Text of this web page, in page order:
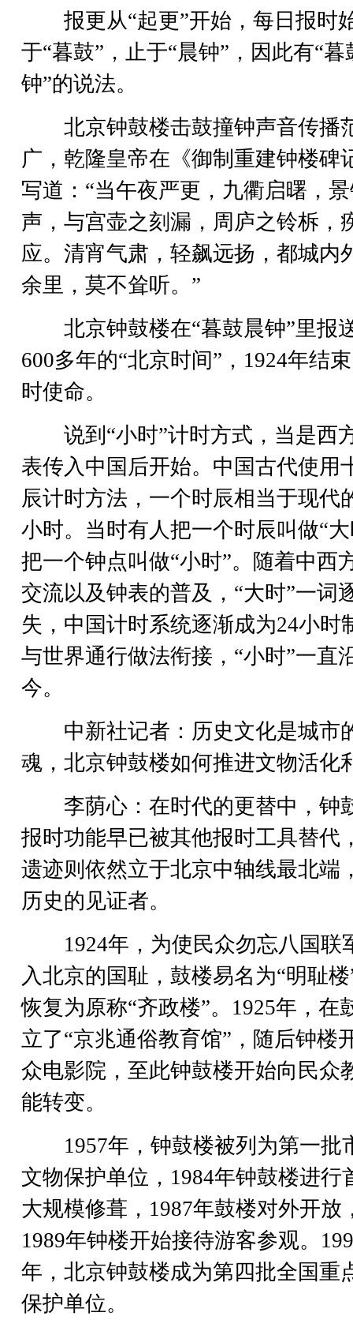
报更从“起更”开始，每日报时
于“暮鼓”，止于“晨钟”，因此有“暮
钟”的说法。
北京钟鼓楼击鼓撞钟声音传播
广，乾隆皇帝在《御制重建钟楼碑
写道：“当午夜严更，九衢启曙，
声，与宫壶之刻漏，周庐之铃柝，
应。清宵气肃，轻飙远扬，都城内
余里，莫不耸听。”
北京钟鼓楼在“暮鼓晨钟”里报
600多年的“北京时间”，1924年结
时使命。
说到“小时”计时方式，当是西
表传入中国后开始。中国古代使用
辰计时方法，一个时辰相当于现代
小时。当时有人把一个时辰叫做“
把一个钟点叫做“小时”。随着中西
交流以及钟表的普及，“大时”一词
失，中国计时系统逐渐成为24小时
与世界通行做法衔接，“小时”一直
今。
中新社记者：历史文化是城市
魂，北京钟鼓楼如何推进文物活化
李荫心：在时代的更替中，钟
报时功能早已被其他报时工具替代
遗迹则依然立于北京中轴线最北端
历史的见证者。
1924年，为使民众勿忘八国联
入北京的国耻，鼓楼易名为“明耻
恢复为原称“齐政楼”。1925年，在
立了“京兆通俗教育馆”，随后钟楼
众电影院，至此钟鼓楼开始向民众
能转变。
1957年，钟鼓楼被列为第一批
文物保护单位，1984年钟鼓楼进行
大规模修葺，1987年鼓楼对外开放
1989年钟楼开始接待游客参观。
年，北京钟鼓楼成为第四批全国重
保护单位。